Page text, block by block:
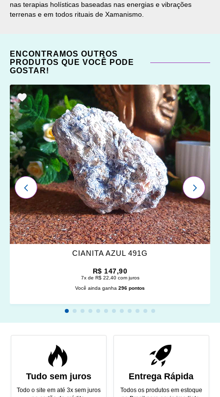
nas terapias holísticas baseadas nas energias e vibrações
terrenas e em todos rituais de Xamanismo.
ENCONTRAMOS OUTROS
PRODUTOS QUE VOCÊ PODE
GOSTAR!
ADICIONAR
OS
FAVORITOS
CIANITA AZUL 491G
R$ 147,90
7x de R$ 22,40 com juros
Você ainda ganha 296 pontos
ANTERIOR
Tudo sem juros
Todo o site em até 3x sem juros
Entrega Rápida
Todos os produtos em estoque